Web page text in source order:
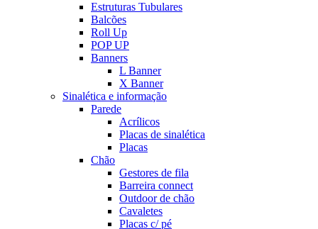
Estruturas Tubulares
Balcões
Roll Up
POP UP
Banners
L Banner
X Banner
Sinalética e informação
Parede
Acrílicos
Placas de sinalética
Placas
Chão
Gestores de fila
Barreira connect
Outdoor de chão
Cavaletes
Placas c/ pé